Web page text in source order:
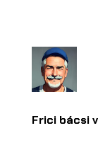
Frici bácsi